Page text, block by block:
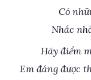
Có
Nhắc
Hãy điểm
Em đáng được